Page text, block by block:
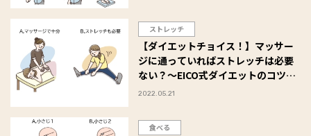
ストレッチ
【ダイエットチョイス！】マッサー
ジに通っていればストレッチは必要
ない？～EICO式ダイエットのコツ
(161)～
2022.05.21
食べる